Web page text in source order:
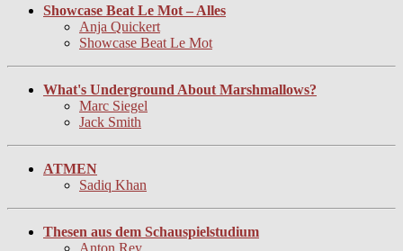
Showcase Beat Le Mot – Alles
Anja Quickert
Showcase Beat Le Mot
What's Underground About Marshmallows?
Marc Siegel
Jack Smith
ATMEN
Sadiq Khan
Thesen aus dem Schauspielstudium